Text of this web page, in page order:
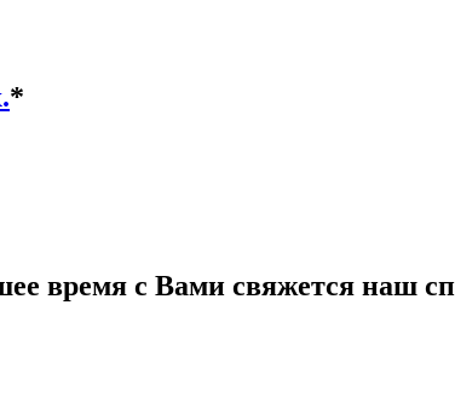
*
время с Вами свяжется наш